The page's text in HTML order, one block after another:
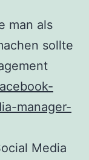
man als
sollte
manager-
Media